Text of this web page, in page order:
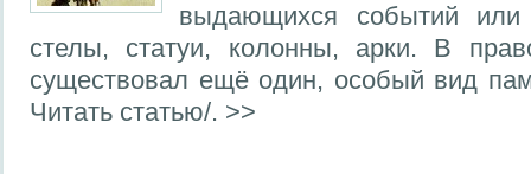
выдающихся событий или
стелы, статуи, колонны, арки. В
существовал ещё один, особый вид
Читать статью/. >>